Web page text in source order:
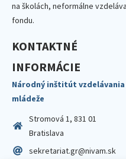
na školách, neformálne
fondu.
KONTAKTNÉ
INFORMÁCIE
Národný inštitút vzdelávania
mládeže
Stromová 1, 831 01
Bratislava
sekretariat.gr@nivam.sk